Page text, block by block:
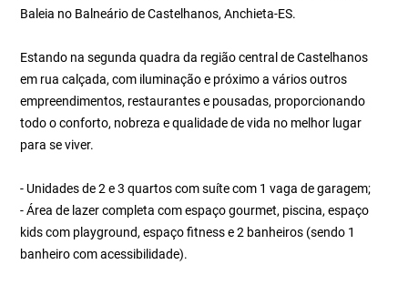
Baleia no Balneário de Castelhanos, Anchieta-ES.
Estando na segunda quadra da região central de Castelhanos
em rua calçada, com iluminação e próximo a vários outros
empreendimentos, restaurantes e pousadas, proporcionando
todo o conforto, nobreza e qualidade de vida no melhor lugar
para se viver.
- Unidades de 2 e 3 quartos com suíte com 1 vaga de garagem;
- Área de lazer completa com espaço gourmet, piscina, espaço
kids com playground, espaço fitness e 2 banheiros (sendo 1
banheiro com acessibilidade).